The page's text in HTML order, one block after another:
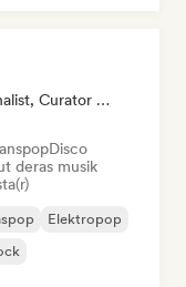
Etikett, Media Outlet/Journalist, Curator För Spellistor
Disco
deras musik
Elektropop